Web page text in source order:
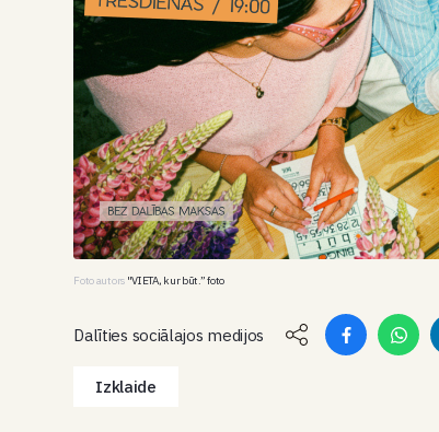
Foto autors "VIETA, kur būt.” foto
Dalīties sociālajos medijos
Izklaide